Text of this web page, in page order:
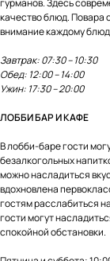
гурманов. Здесь
качество блюд. Повара
внимание каждому
Завтрак: 07:30 – 10:30
Обед: 12:00 – 14:00
Ужин: 17:30 – 20:00
ЛОББИ БАР И КАФЕ
В лобби-баре гости
безалкогольных
можно насладиться
вдохновлена
гостям расслабиться
гости могут
спокойной обстановки.